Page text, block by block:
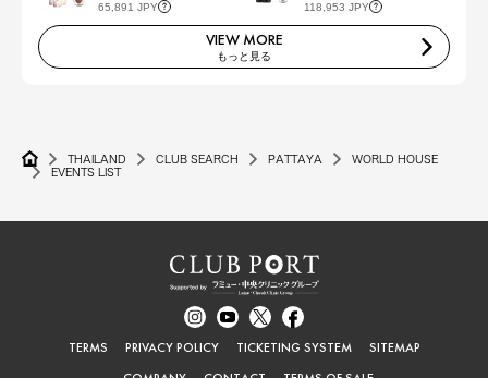
65,891 JPY 118,953 JPY
VIEW MORE
もっと見る
THAILAND CLUB SEARCH PATTAYA
WORLD HOUSE
EVENTS LIST
TERMS PRIVACY POLICY TICKETING SYSTEM
SITEMAP